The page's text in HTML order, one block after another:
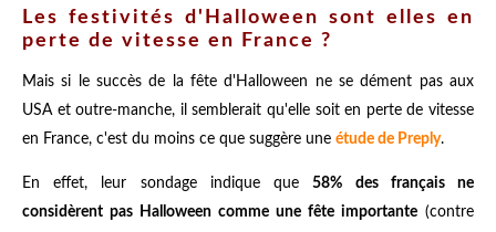
Les festivités d'Halloween sont elles en
perte de vitesse en France ?
Mais si le succès de la fête d'Halloween ne se dément pas aux
USA et outre-manche, il semblerait qu'elle soit en perte de vitesse
en France, c'est du moins ce que suggère une étude de Preply.
En effet, leur sondage indique que58% des français ne
considèrent pas Halloween comme une fête importante (contre